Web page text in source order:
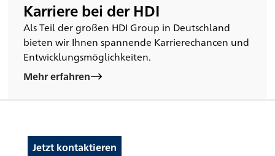
Karriere bei der HDI
Als Teil der großen HDI Group in Deutschland
bieten wir Ihnen spannende Karrierechancen und
Entwicklungsmöglichkeiten.
Mehr erfahren
Jetzt kontaktieren